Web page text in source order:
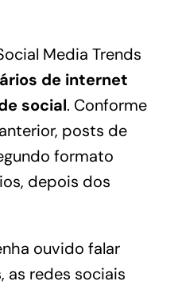
Media Trends
de internet
social. Conforme
posts de
formato
depois dos
ouvido falar
as redes sociais